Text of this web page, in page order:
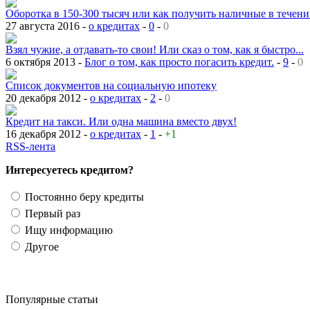
Оборотка в 150-300 тысяч или как получить наличные в
27 августа 2016 - о кредитах - 0 - 0
Взял чужие, а отдавать-то свои! Или сказ о том, как я быстро...
6 октября 2013 - Блог о том, как просто погасить кредит. - 9 - 0
Список документов на социальную ипотеку
20 декабря 2012 - о кредитах - 2 - 0
Кредит на такси. Или одна машина вместо двух!
16 декабря 2012 - о кредитах - 1 - +1
RSS-лента
Интересуетесь кредитом?
Постоянно беру кредиты
Первый раз
Ищу информацию
Другое
Популярные статьи